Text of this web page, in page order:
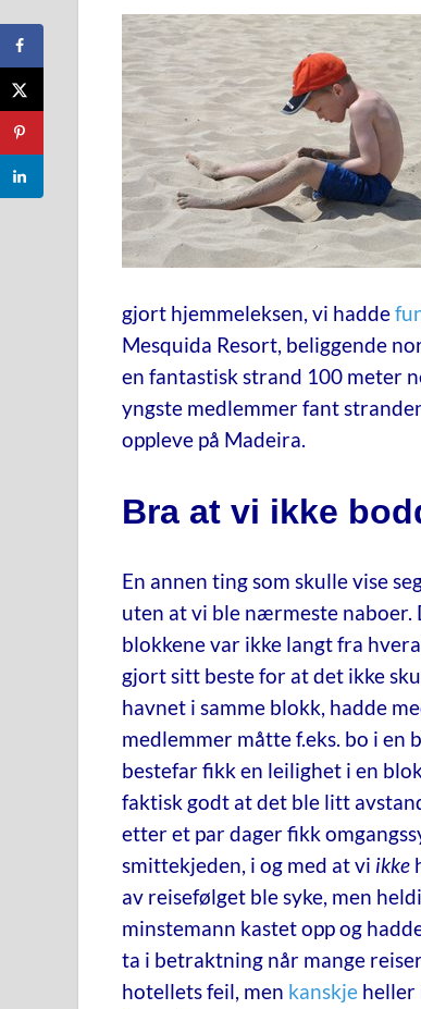
gjort hjemmeleksen, vi hadde
Mesquida Resort, beliggende
en fantastisk strand 100 meter
yngste medlemmer fant
oppleve på Madeira.
Bra at vi ikke
En annen ting som skulle vise
uten at vi ble nærmeste naboer.
blokkene var ikke langt fra
gjort sitt beste for at det ikke
havnet i samme blokk, hadde
medlemmer måtte f.eks. bo i en
bestefar fikk en leilighet i en
faktisk godt at det ble litt
etter et par dager fikk
smittekjeden, i og med at vi ikke
av reisefølget ble syke, men
minstemann kastet opp og
ta i betraktning når mange
hotellets feil, men kanskje heller